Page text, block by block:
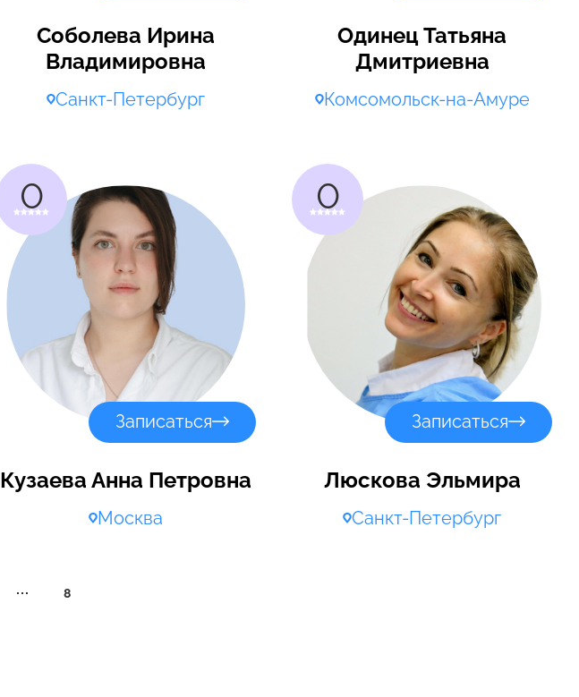
Соболева Ирина
Владимировна
Санкт-Петербург
Одинец Татьяна
Дмитриевна
Комсомольск-на-Амуре
0
Записаться
Кузаева Анна Петровна
Москва
0
Записаться
Люскова Эльмира
Санкт-Петербург
8